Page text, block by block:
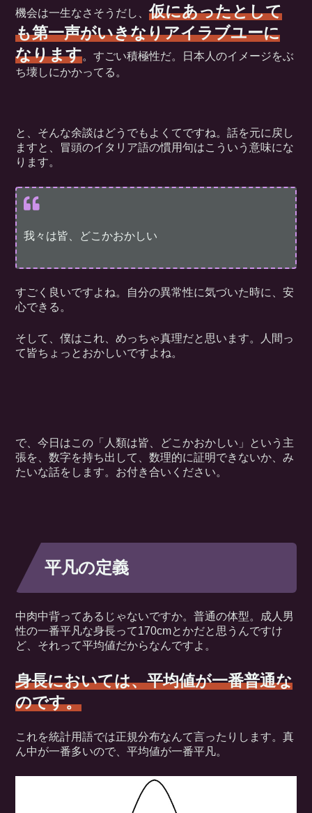
機会は一生なさそうだし、仮にあったとして
も第一声がいきなりアイラブユーに
なります。すごい積極性だ。日本人のイメージをぶ
ち壊しにかかってる。
と、そんな余談はどうでもよくてですね。話を元に戻し
ますと、冒頭のイタリア語の慣用句はこういう意味にな
ります。
我々は皆、どこかおかしい
すごく良いですよね。自分の異常性に気づいた時に、安
心できる。
そして、僕はこれ、めっちゃ真理だと思います。人間っ
て皆ちょっとおかしいですよね。
で、今日はこの「人類は皆、どこかおかしい」という主
張を、数字を持ち出して、数理的に証明できないか、み
たいな話をします。お付き合いください。
平凡の定義
中肉中背ってあるじゃないですか。普通の体型。成人男
性の一番平凡な身長って170cmとかだと思うんですけ
ど、それって平均値だからなんですよ。
身長においては、平均値が一番普通な
のです。
これを統計用語では正規分布なんて言ったりします。真
ん中が一番多いので、平均値が一番平凡。